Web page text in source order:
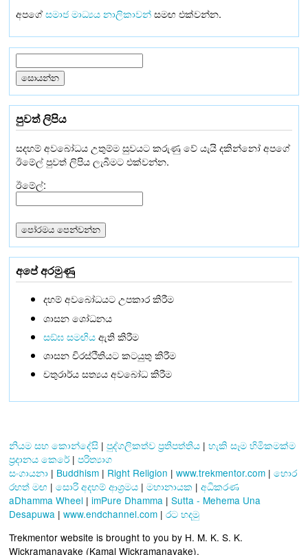
අපගේසමාජ මාධ්‍යය නාලිකාවන්සමඟ එක්වන්න.
පුවත් ලිපිය
සදහම් අවබෝධය උතුම්ම සුවයට කරුණු වේ යැයි දකින්නෝ අපගේ
ඊමේල් පුවත් ලිපිය ලැබීමට එක්වන්න.
ඊමේල්:
අපේ අරමුණු
දහම් අවබෝධයට උපකාර කිරීම
ශාසන ශෝධනය
සඞ්‌ඝ සමඟියඇති කිරීම
ශාසන චිරස්ථිතියට කටයුතු කිරීම
චතුරාර්ය සත්‍යය අවබෝධ කිරීම
නියම සහ කොන්දේසි | පුද්ගලිකත්ව ප්‍රතිපත්තිය | හැකි සෑම හිමිකමක්ම
ප්‍රදානය කෙරේ | පරිත්‍යාග
සංගායනා | Buddhism | Right Religion | www.trekmentor.com | හොර
රහත් මඟ | සොරි අදහම් ආශ්‍රමය | මහානායක | අධිකරණ
aDhamma Wheel | imPure Dhamma | Sutta - Mehema Una
Desapuwa | www.endchannel.com | රට හදමු
Trekmentor website is brought to you by H. M. K. S. K.
Wickramanayake (Kamal Wickramanayake).